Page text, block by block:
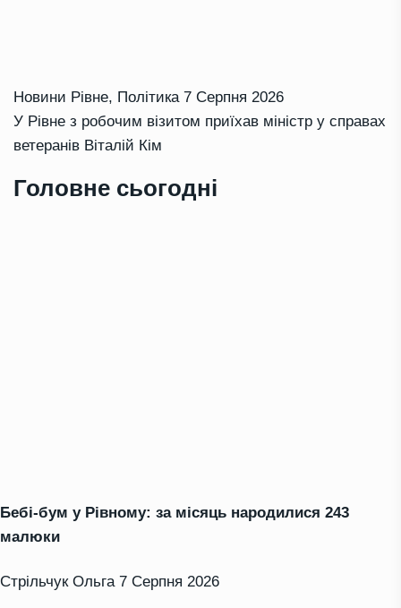
Новини Рівне, Політика 7 Серпня 2026
У Рівне з робочим візитом приїхав міністр у справах
ветеранів Віталій Кім
Головне сьогодні
Бебі-бум у Рівному: за місяць народилися 243
малюки
Стрільчук Ольга 7 Серпня 2026